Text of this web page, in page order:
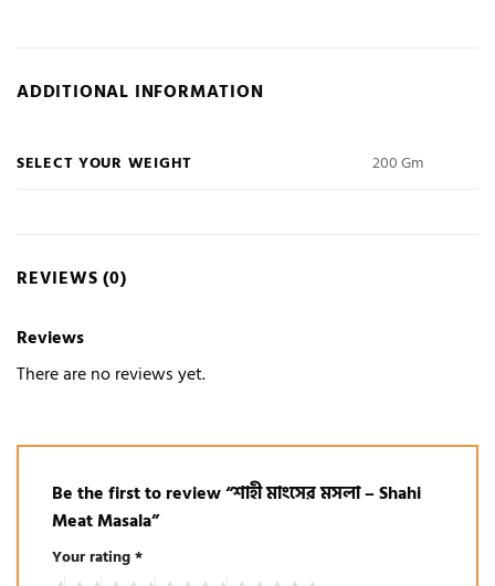
ADDITIONAL INFORMATION
SELECT YOUR WEIGHT 200 Gm
REVIEWS (0)
Reviews
There are no reviews yet.
Be the first to review “শাহী মাংসের মসলা – Shahi
Meat Masala”
Your rating*